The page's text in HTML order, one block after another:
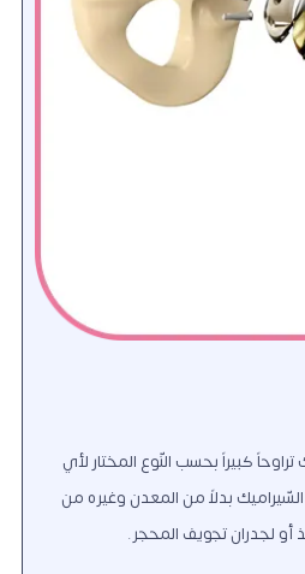
كبيراً بحسب النّوع المختار لأي
بدلاً من المعدن وغيره من
أو لجدران تجويف المحجر.